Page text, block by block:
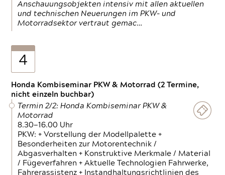
Anschauungsobjekten intensiv mit allen aktuellen
und technischen Neuerungen im PKW- und
Motorradsektor vertraut gemac…
4
Honda Kombiseminar PKW & Motorrad (2 Termine,
nicht einzeln buchbar)
Termin 2/2: Honda Kombiseminar PKW &
Motorrad
8.30—16.00 Uhr
PKW: + Vorstellung der Modellpalette +
Besonderheiten zur Motorentechnik /
Abgasverhalten + Konstruktive Merkmale / Material
/ Fügeverfahren + Aktuelle Technologien Fahrwerke,
Fahrerassistenz + Instandhaltungsrichtlinien des